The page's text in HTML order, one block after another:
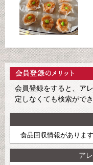
会員登録をすると、ア
定しなくても検索ができ
食品回収情報がありま
ア